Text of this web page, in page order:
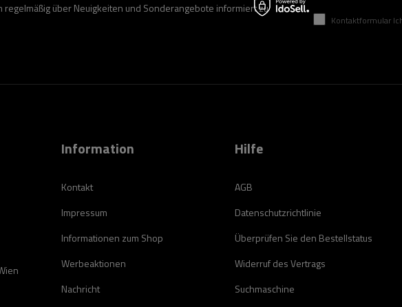
über Neuigkeiten und Sonderangebote informiert zu
Kontaktformular Ich stimme der
Information
Kontakt
Impressum
Informationen zum Shop
Werbeaktionen
Nachricht
Hilfe
AGB
Datenschutzrichtlinie
Überprüfen Sie den Bestellstatus
Widerruf des Vertrags
Suchmaschine